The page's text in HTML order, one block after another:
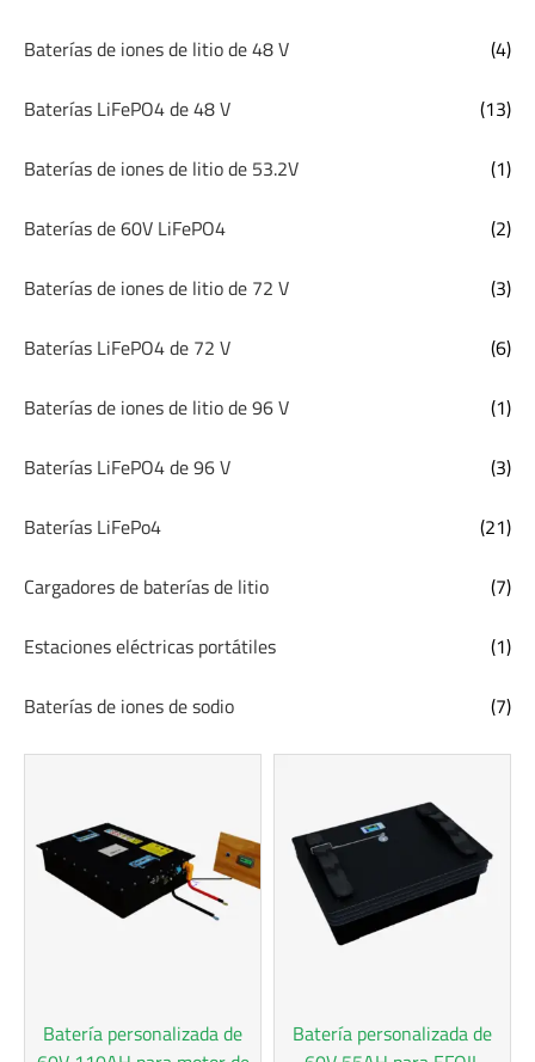
Baterías de iones de litio de 48 V (4)
Baterías LiFePO4 de 48 V (13)
Baterías de iones de litio de 53.2V (1)
Baterías de 60V LiFePO4 (2)
Baterías de iones de litio de 72 V (3)
Baterías LiFePO4 de 72 V (6)
Baterías de iones de litio de 96 V (1)
Baterías LiFePO4 de 96 V (3)
Baterías LiFePo4 (21)
Cargadores de baterías de litio (7)
Estaciones eléctricas portátiles (1)
Baterías de iones de sodio (7)
Batería personalizada de
Batería personalizada de